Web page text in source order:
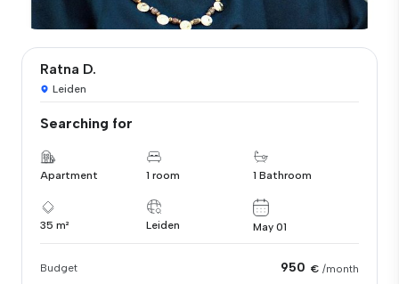
Ratna D.
Leiden
Searching for
Apartment 1 room 1 Bathroom
35 m² Leiden May 01
Budget 950 € /month